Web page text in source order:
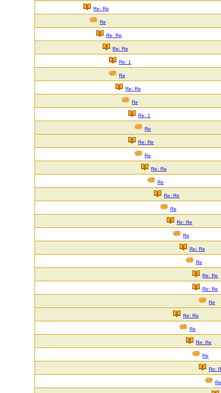
Re: Re
Re
Re: Re
Re: Re
Re: 1
Re
Re: Re
Re
Re: 1
Re
Re: Re
Re
Re: Re
Re
Re: Re
Re
Re: Re
Re
Re: Re
Re
Re: Re
Re: Re
Re
Re: Re
Re
Re: Re
Re
Re:
Re